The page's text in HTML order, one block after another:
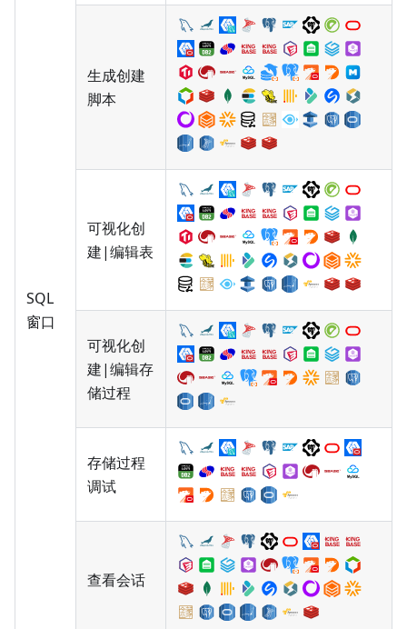
SQL
窗口
生成创建
脚本
可视化创
建|编辑表
可视化创
建|编辑存
储过程
存储过程
调试
查看会话